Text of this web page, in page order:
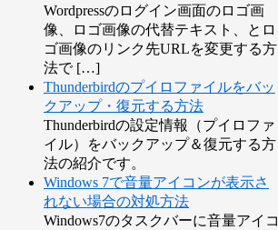
Wordpressのログイン画面のロゴ画
像、ロゴ画像の代替テキスト、とロ
ゴ画像のリンク先URLを変更する方
法で […]
Thunderbirdのプイロファイルをバッ
クアップ・復元する方法
Thunderbirdの設定情報（プイロファ
イル）をバックアップ＆復元する方
法の紹介です。
Windows 7で音量アイコンが表示さ
れない場合の対処方法
Windows7のタスクバーに音量アイコ